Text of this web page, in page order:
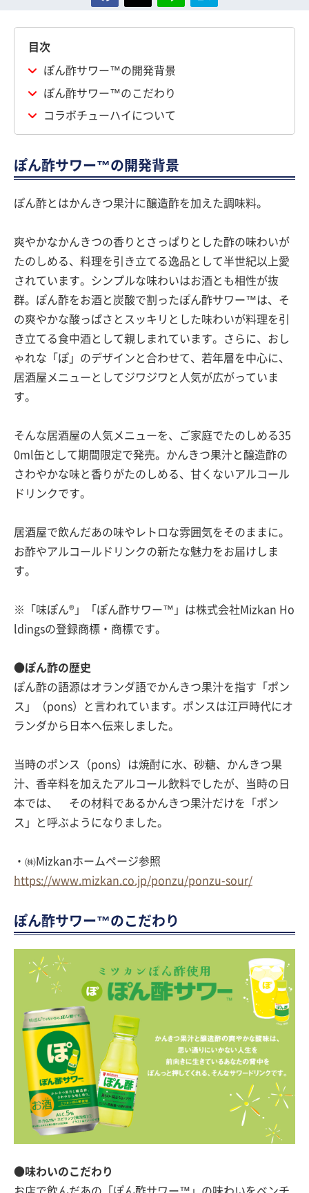
目次
ぽん酢サワー™の開発背景
ぽん酢サワー™のこだわり
コラボチューハイについて
ぽん酢サワー™の開発背景
ぽん酢とはかんきつ果汁に醸造酢を加えた調味料。
爽やかなかんきつの香りとさっぱりとした酢の味わいが
たのしめる、料理を引き立てる逸品として半世紀以上愛
されています。シンプルな味わいはお酒とも相性が抜
群。ぽん酢をお酒と炭酸で割ったぽん酢サワー™は、そ
の爽やかな酸っぱさとスッキリとした味わいが料理を引
き立てる食中酒として親しまれています。さらに、おし
ゃれな「ぽ」のデザインと合わせて、若年層を中心に、
居酒屋メニューとしてジワジワと人気が広がっていま
す。
そんな居酒屋の人気メニューを、ご家庭でたのしめる35
0ml缶として期間限定で発売。かんきつ果汁と醸造酢の
さわやかな味と香りがたのしめる、甘くないアルコール
ドリンクです。
居酒屋で飲んだあの味やレトロな雰囲気をそのままに。
お酢やアルコールドリンクの新たな魅力をお届けしま
す。
※「味ぽん®」「ぽん酢サワー™」は株式会社Mizkan Ho
ldingsの登録商標・商標です。
●ぽん酢の歴史
ぽん酢の語源はオランダ語でかんきつ果汁を指す「ポン
ス」（pons）と言われています。ポンスは江戸時代にオ
ランダから日本へ伝来しました。
当時のポンス（pons）は焼酎に水、砂糖、かんきつ果
汁、香辛料を加えたアルコール飲料でしたが、当時の日
本では、 その材料であるかんきつ果汁だけを「ポン
ス」と呼ぶようになりました。
・㈱Mizkanホームページ参照
https://www.mizkan.co.jp/ponzu/ponzu-sour/
ぽん酢サワー™のこだわり
●味わいのこだわり